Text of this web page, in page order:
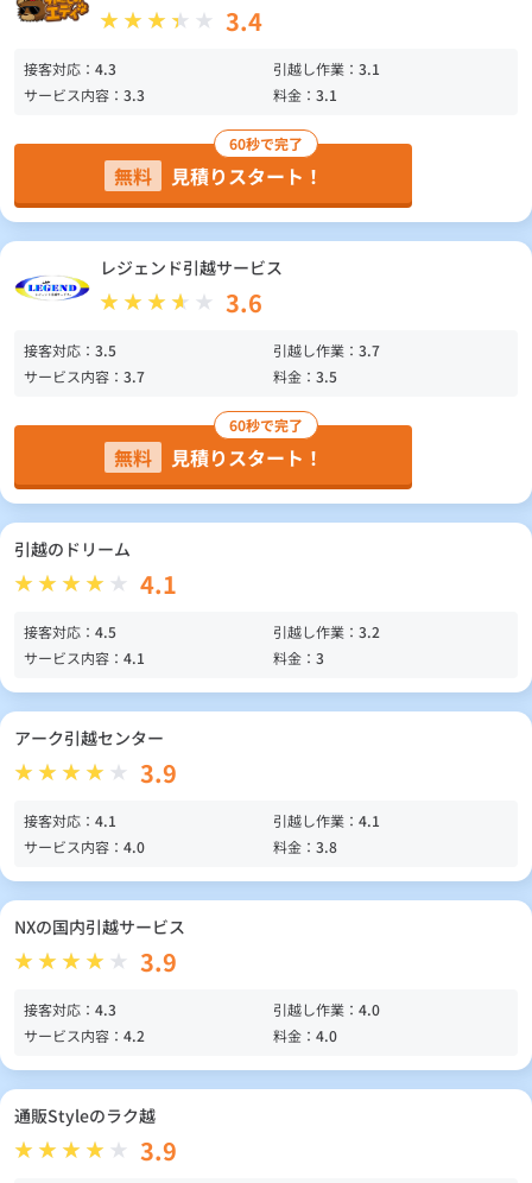
3.4
接客対応： 4.3 引越し作業： 3.1
サービス内容： 3.3 料金： 3.1
60秒で完了
無料 見積りスタート！
レジェンド引越サービス
3.6
接客対応： 3.5 引越し作業： 3.7
サービス内容： 3.7 料金： 3.5
60秒で完了
無料 見積りスタート！
引越のドリーム
4.1
接客対応： 4.5 引越し作業： 3.2
サービス内容： 4.1 料金： 3
アーク引越センター
3.9
接客対応： 4.1 引越し作業： 4.1
サービス内容： 4.0 料金： 3.8
NXの国内引越サービス
3.9
接客対応： 4.3 引越し作業： 4.0
サービス内容： 4.2 料金： 4.0
通販Styleのラク越
3.9